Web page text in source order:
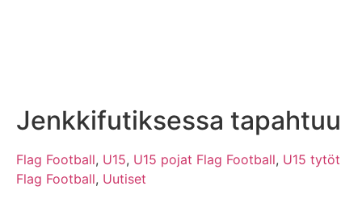
Jenkkifutiksessa tapahtuu
Flag Football, U15, U15 pojat Flag Football, U15 tytöt
Flag Football, Uutiset